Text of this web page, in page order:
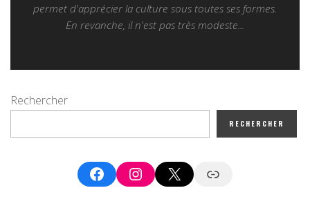
permet d'apprécier la culture sous toutes ses formes.
En revanche, il n'est pas très modeste...
Rechercher
RECHERCHER
FacebookInstagram
X Google News